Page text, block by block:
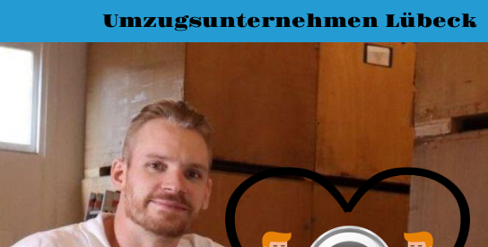
Umzugsunternehmen Lübeck